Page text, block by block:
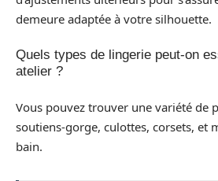
demeure adaptée à votre silhouette.
Quels types de lingerie peut-on
atelier ?
Vous pouvez trouver une variété de
soutiens-gorge, culottes, corsets, et
bain.